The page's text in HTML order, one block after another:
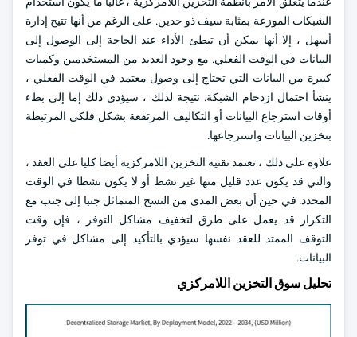
الشبكات الموزعة بمثابة سيف ذو حدين. على الرغم من أنها تتيح إدارة
أسهل ، إلا أنها يمكن أن تبطئ الأداء عند الحاجة إلى الوصول إلى
البيانات في الوقت الفعلي. مع وجود العديد من المستخدمين وكميات
كبيرة من البيانات التي تحتاج إلى وصول معتمد في الوقت الفعلي ،
ينشأ احتمال ازدحام الشبكة. نتيجة لذلك ، سيؤدي ذلك إما إلى بطء
أوقات استرجاع البيانات أو التكاليف المرتفعة بشكل فلكي المرتبطة
بتخزين البيانات واسترجاعها.
علاوة على ذلك ، تعتمد تقنية التخزين اللامركزية أيضا كليا على العقد ،
والتي قد يكون عدد قليل منها غير نشط أو لا يكون نشطا في الوقت
المحدد. في حين أن بعض المدى من النسخ المتماثل جنبا إلى جنب مع
التكرار قد يعمل على طرق لتخفيف مشاكل التوفر ، فإن وقت
التوقف الممتد للعقد نفسها سيؤدي بالتأكيد إلى مشاكل في توفر
البيانات.
تحليل سوق التخزين اللامركزي